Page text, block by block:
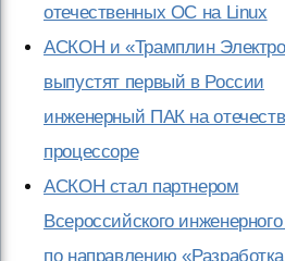
отечественных ОС на Linux
АСКОН и «Трамплин
выпустят первый в России
инженерный ПАК на
процессоре
АСКОН стал партнером
Всероссийского инженерного
по направлению